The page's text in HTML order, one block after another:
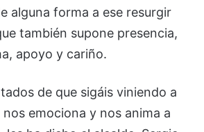
alguna forma a ese resurgir
también supone presencia,
apoyo y cariño.
de que sigáis viniendo a
emociona y nos anima a